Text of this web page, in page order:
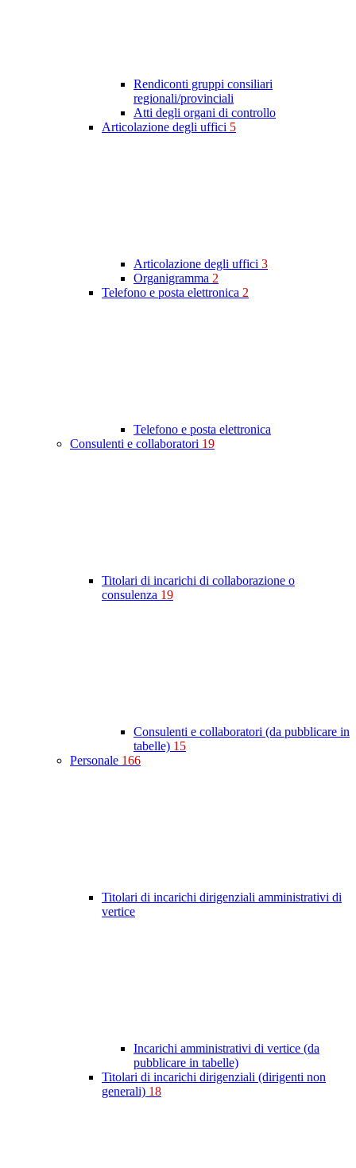
Rendiconti gruppi consiliari
regionali/provinciali
Atti degli organi di controllo
Articolazione degli uffici 5
Articolazione degli uffici 3
Organigramma 2
Telefono e posta elettronica 2
Telefono e posta elettronica
Consulenti e collaboratori 19
Titolari di incarichi di collaborazione o
consulenza 19
Consulenti e collaboratori (da pubblicare in
tabelle) 15
Personale 166
Titolari di incarichi dirigenziali amministrativi di
vertice
Incarichi amministrativi di vertice (da
pubblicare in tabelle)
Titolari di incarichi dirigenziali (dirigenti non
generali) 18